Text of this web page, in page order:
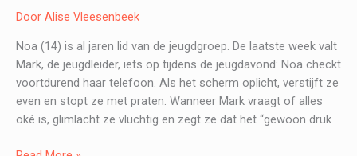
Door Alise Vleesenbeek
Noa (14) is al jaren lid van de jeugdgroep. De laatste week valt
Mark, de jeugdleider, iets op tijdens de jeugdavond: Noa checkt
voortdurend haar telefoon. Als het scherm oplicht, verstijft ze
even en stopt ze met praten. Wanneer Mark vraagt of alles
oké is, glimlacht ze vluchtig en zegt ze dat het “gewoon druk